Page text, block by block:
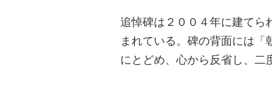
追悼碑は２００４年に建て
まれている。碑の背面には
にとどめ、心から反省し、二